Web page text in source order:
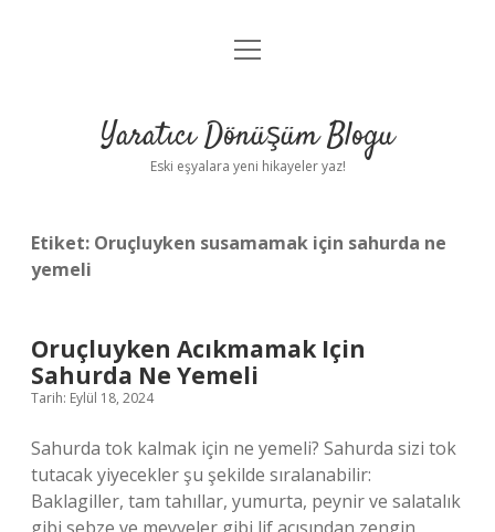
Anasayfa
Yasal Uyarı
menüyü
Yaratıcı Dönüşüm Blogu
Eski eşyalara yeni hikayeler yaz!
Etiket: Oruçluyken susamamak için sahurda ne
yemeli
Oruçluyken Acıkmamak Için
Sahurda Ne Yemeli
Tarih: Eylül 18, 2024
Sahurda tok kalmak için ne yemeli? Sahurda sizi tok
tutacak yiyecekler şu şekilde sıralanabilir:
Baklagiller, tam tahıllar, yumurta, peynir ve salatalık